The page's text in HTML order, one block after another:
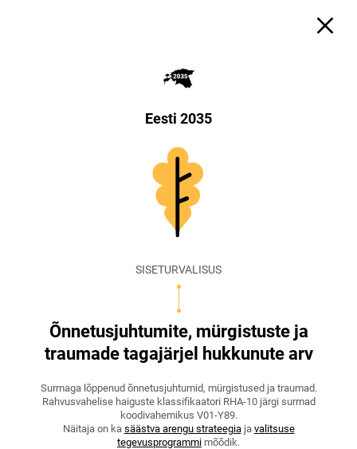
Eesti 2035
SISETURVALISUS
Õnnetusjuhtumite, mürgistuste ja
traumade tagajärjel hukkunute arv
Surmaga lõppenud õnnetusjuhtumid, mürgistused ja traumad.
Rahvusvahelise haiguste klassifikaatori RHA-10 järgi surmad
koodivahemikus V01-Y89.
Näitaja on ka säästva arengu strateegiaja valitsuse
tegevusprogrammi mõõdik.